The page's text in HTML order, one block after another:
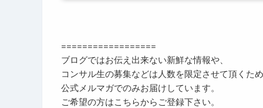
==================
ブログではお伝え出来ない新鮮な情報や、
コンサル生の募集などは人数を限定させて頂くため
公式メルマガでのみお届けしています。
ご希望の方はこちらからご登録下さい。